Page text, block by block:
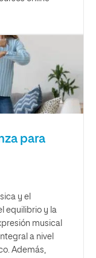
para
y el
equilibrio y la
musical
a nivel
Además,